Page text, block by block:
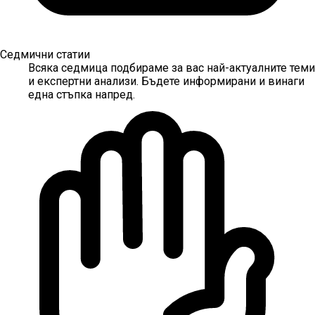
Седмични статии
Всяка седмица подбираме за вас най-актуалните теми
и експертни анализи. Бъдете информирани и винаги
една стъпка напред.